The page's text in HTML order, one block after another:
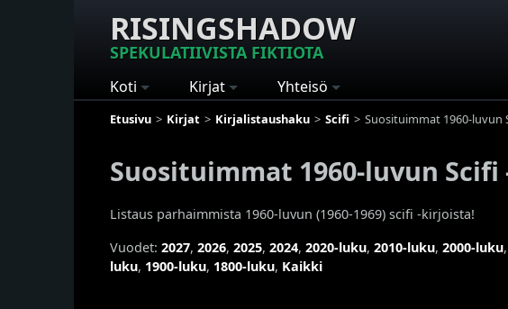
RISINGSHADOW
SPEKULATIIVISTA FIKTIOTA
Koti Kirjat Yhteisö
Etusivu Kirjat Kirjalistaushaku Scifi Suosituimmat 1960-luvun
Suosituimmat 1960-luvun
Listaus parhaimmista 1960-luvun (1960-1969) scifi -kirjoista!
Vuodet: 2027, 2026, 2025, 2024, 2020-luku, 2010-luku, 2000-luku,
luku, 1900-luku, 1800-luku, Kaikki